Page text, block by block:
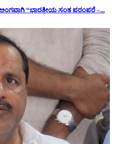
“ಭಾರತೀಯ ಸಂತ ಪರಂಪರೆ –...